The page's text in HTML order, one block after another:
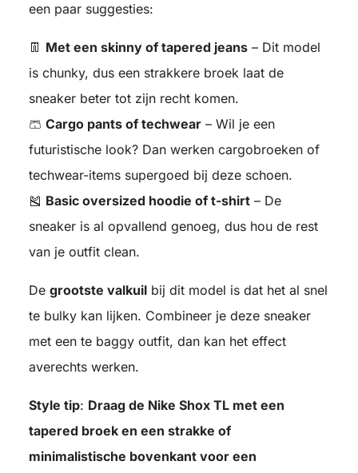
een paar suggesties:
👖 Met een skinny of tapered jeans – Dit model
is chunky, dus een strakkere broek laat de
sneaker beter tot zijn recht komen.
🩳 Cargo pants of techwear – Wil je een
futuristische look? Dan werken cargobroeken of
techwear-items supergoed bij deze schoen.
🎽 Basic oversized hoodie of t-shirt – De
sneaker is al opvallend genoeg, dus hou de rest
van je outfit clean.
De grootste valkuil bij dit model is dat het al snel
te bulky kan lijken. Combineer je deze sneaker
met een te baggy outfit, dan kan het effect
averechts werken.
Style tip: Draag de Nike Shox TL met een
tapered broek en een strakke of
minimalistische bovenkant voor een